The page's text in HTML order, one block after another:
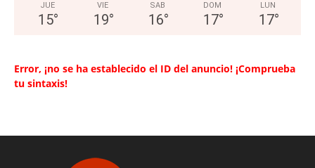
JUE
15°
VIE
19°
SAB
16°
DOM
17°
LUN
17°
Error, ¡no se ha establecido el ID del anuncio! ¡Comprueba
tu sintaxis!